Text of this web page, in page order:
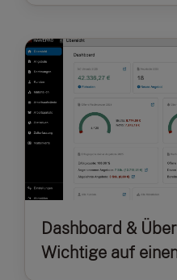
Dashboard &
Wichtige auf